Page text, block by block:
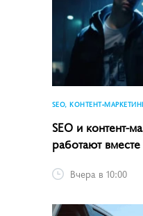
SEO, КОНТЕНТ-
SEO и контент-
работают вместе
Вчера в 10:00